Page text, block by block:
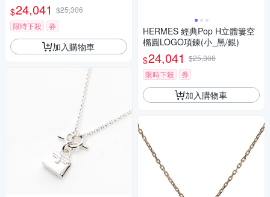
$24,041 $25,306
限時下殺
券
加入購物車
HERMES 經典Pop H立體簍空
橢圓LOGO項鍊(小_黑/銀)
$24,041 $25,306
限時下殺
券
加入購物車